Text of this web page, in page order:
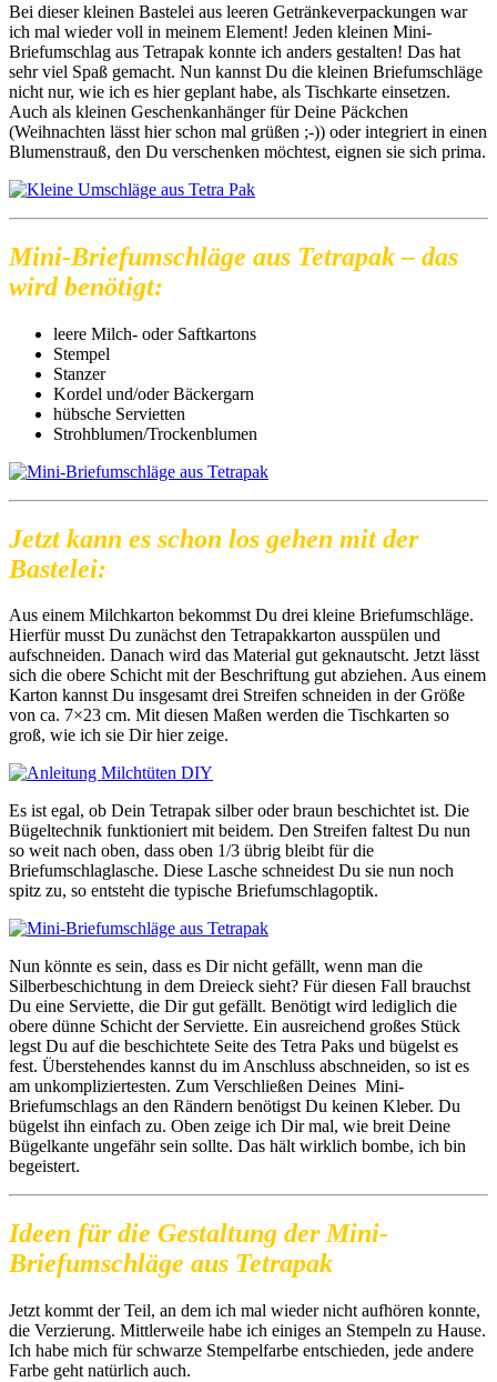
Bei dieser kleinen Bastelei aus leeren Getränkeverpackungen war
ich mal wieder voll in meinem Element! Jeden kleinen Mini-
Briefumschlag aus Tetrapak konnte ich anders gestalten! Das hat
sehr viel Spaß gemacht. Nun kannst Du die kleinen Briefumschläge
nicht nur, wie ich es hier geplant habe, als Tischkarte einsetzen.
Auch als kleinen Geschenkanhänger für Deine Päckchen
(Weihnachten lässt hier schon mal grüßen ;-)) oder integriert in einen
Blumenstrauß, den Du verschenken möchtest, eignen sie sich prima.
Mini-Briefumschläge aus Tetrapak – das
wird benötigt:
leere Milch- oder Saftkartons
Stempel
Stanzer
Kordel und/oder Bäckergarn
hübsche Servietten
Strohblumen/Trockenblumen
Jetzt kann es schon los gehen mit der
Bastelei:
Aus einem Milchkarton bekommst Du drei kleine Briefumschläge.
Hierfür musst Du zunächst den Tetrapakkarton ausspülen und
aufschneiden. Danach wird das Material gut geknautscht. Jetzt lässt
sich die obere Schicht mit der Beschriftung gut abziehen. Aus einem
Karton kannst Du insgesamt drei Streifen schneiden in der Größe
von ca. 7×23 cm. Mit diesen Maßen werden die Tischkarten so
groß, wie ich sie Dir hier zeige.
Es ist egal, ob Dein Tetrapak silber oder braun beschichtet ist. Die
Bügeltechnik funktioniert mit beidem. Den Streifen faltest Du nun
so weit nach oben, dass oben 1/3 übrig bleibt für die
Briefumschlaglasche. Diese Lasche schneidest Du sie nun noch
spitz zu, so entsteht die typische Briefumschlagoptik.
Nun könnte es sein, dass es Dir nicht gefällt, wenn man die
Silberbeschichtung in dem Dreieck sieht? Für diesen Fall brauchst
Du eine Serviette, die Dir gut gefällt. Benötigt wird lediglich die
obere dünne Schicht der Serviette. Ein ausreichend großes Stück
legst Du auf die beschichtete Seite des Tetra Paks und bügelst es
fest. Überstehendes kannst du im Anschluss abschneiden, so ist es
am unkompliziertesten. Zum Verschließen Deines Mini-
Briefumschlags an den Rändern benötigst Du keinen Kleber. Du
bügelst ihn einfach zu. Oben zeige ich Dir mal, wie breit Deine
Bügelkante ungefähr sein sollte. Das hält wirklich bombe, ich bin
begeistert.
Ideen für die Gestaltung der Mini-
Briefumschläge aus Tetrapak
Jetzt kommt der Teil, an dem ich mal wieder nicht aufhören konnte,
die Verzierung. Mittlerweile habe ich einiges an Stempeln zu Hause.
Ich habe mich für schwarze Stempelfarbe entschieden, jede andere
Farbe geht natürlich auch.